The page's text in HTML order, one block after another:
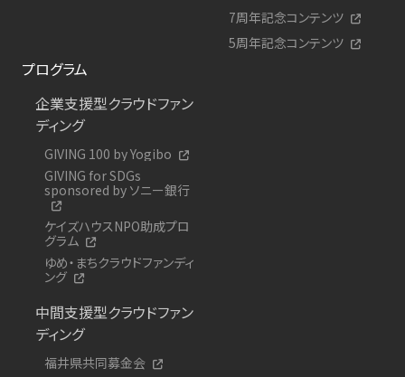
7周年記念コンテンツ
5周年記念コンテンツ
プログラム
企業支援型クラウドファン
ディング
GIVING 100 by Yogibo
GIVING for SDGs
sponsored by ソニー銀行
ケイズハウスNPO助成プロ
グラム
ゆめ・まちクラウドファンディ
ング
中間支援型クラウドファン
ディング
福井県共同募金会